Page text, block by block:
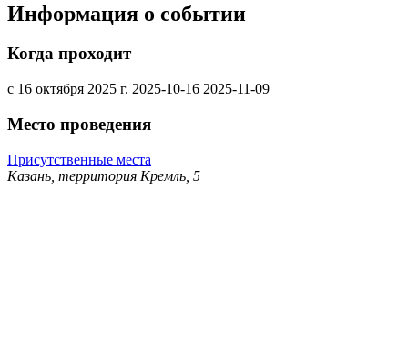
Информация о событии
Когда проходит
с 16 октября 2025 г. 2025-10-16 2025-11-09
Место проведения
Присутственные места
Казань, территория Кремль, 5